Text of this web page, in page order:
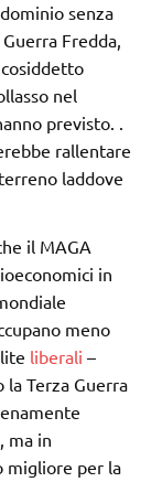
senza
Fredda,
nel
previsto. .
rallentare
laddove
il MAGA
in
meno
liberali –
la Terza Guerra
ma in
migliore per la